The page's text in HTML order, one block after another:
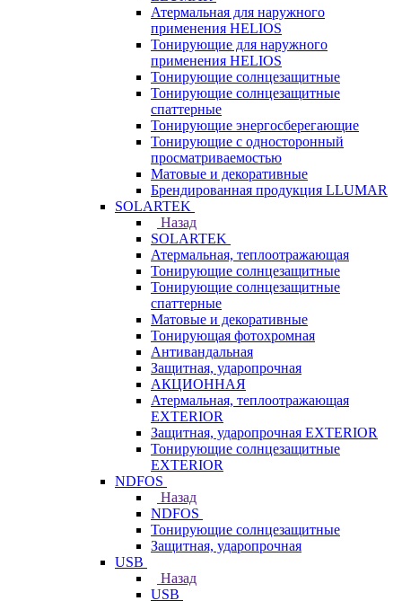
Атермальная для наружного
применения HELIOS
Тонирующие для наружного
применения HELIOS
Тонирующие солнцезащитные
Тонирующие солнцезащитные
спаттерные
Тонирующие энергосберегающие
Тонирующие с односторонный
просматриваемостью
Матовые и декоративные
Брендированная продукция LLUMAR
SOLARTEK
Назад
SOLARTEK
Атермальная, теплоотражающая
Тонирующие солнцезащитные
Тонирующие солнцезащитные
спаттерные
Матовые и декоративные
Тонирующая фотохромная
Антивандальная
Защитная, ударопрочная
АКЦИОННАЯ
Атермальная, теплоотражающая
EXTERIOR
Защитная, ударопрочная EXTERIOR
Тонирующие солнцезащитные
EXTERIOR
NDFOS
Назад
NDFOS
Тонирующие солнцезащитные
Защитная, ударопрочная
USB
Назад
USB